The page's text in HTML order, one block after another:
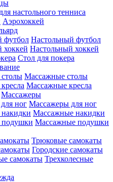
настольного тенниса
Аэрохоккей
Настольный футбол
Настольный хоккей
Стол для покера
Массажные столы
Массажные кресла
Массажеры
Массажеры для ног
Массажные накидки
Массажные подушки
Трюковые самокаты
Городские самокаты
Трехколесные